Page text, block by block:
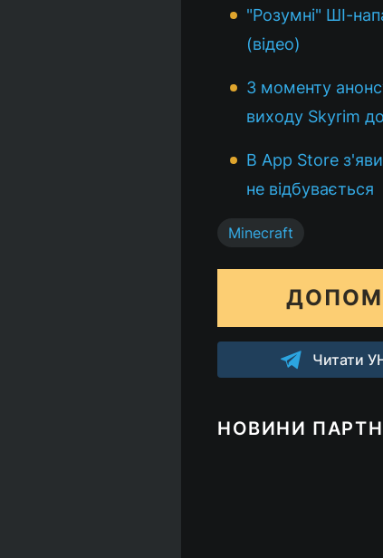
"Розумні" ШІ-
(відео)
З моменту
виходу Skyrim
В App Store
не відбувається
Minecraft
Читати
НОВИНИ